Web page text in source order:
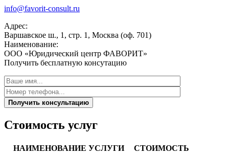
info@favorit-consult.ru
Адрес:
Варшавское ш., 1, стр. 1, Москва (оф. 701)
Наименование:
ООО «Юридический центр ФАВОРИТ»
Получить бесплатную консутацию
Получить консультацию
Стоимость услуг
НАИМЕНОВАНИЕ УСЛУГИ
СТОИМОСТЬ